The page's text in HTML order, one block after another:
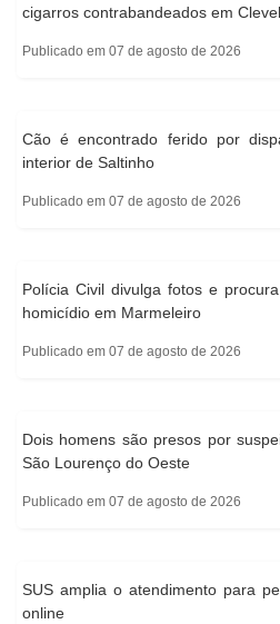
cigarros contrabandeados em
Publicado em 07 de agosto de 2026
Cão é encontrado ferido por
interior de Saltinho
Publicado em 07 de agosto de 2026
Polícia Civil divulga fotos e
homicídio em Marmeleiro
Publicado em 07 de agosto de 2026
Dois homens são presos por
São Lourenço do Oeste
Publicado em 07 de agosto de 2026
SUS amplia o atendimento para
online